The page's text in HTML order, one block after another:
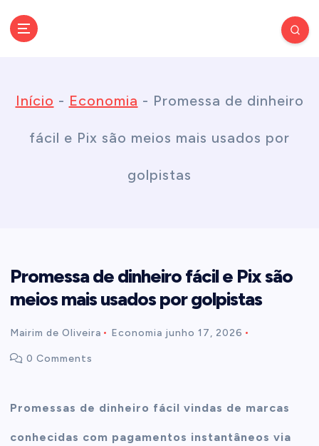
Início - Economia - Promessa de dinheiro
fácil e Pix são meios mais usados por
golpistas
Promessa de dinheiro fácil e Pix são
meios mais usados por golpistas
Mairim de Oliveira Economia junho 17, 2026
0 Comments
Promessas de dinheiro fácil vindas de marcas
conhecidas com pagamentos instantâneos via